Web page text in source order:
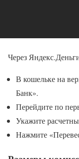
Через
В кошельке на
Банк».
Перейдите по
Укажите
Нажмите